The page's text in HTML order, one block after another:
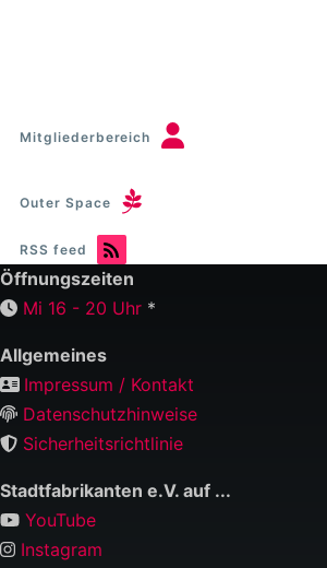
Mitgliederbereich
Outer Space
RSS feed
Öffnungszeiten
Mi 16 - 20 Uhr *
Allgemeines
Impressum / Kontakt
Datenschutzhinweise
Sicherheitsrichtlinie
Stadtfabrikanten e.V. auf ...
YouTube
Instagram